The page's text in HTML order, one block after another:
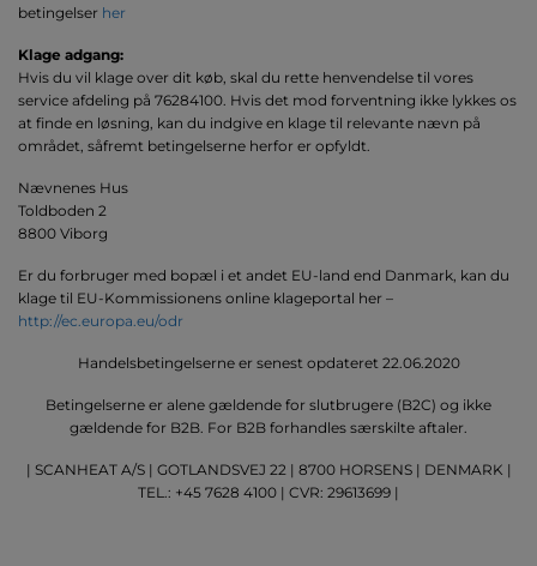
betingelser her
Klage adgang:
Hvis du vil klage over dit køb, skal du rette henvendelse til vores
service afdeling på 76284100. Hvis det mod forventning ikke lykkes os
at finde en løsning, kan du indgive en klage til relevante nævn på
området, såfremt betingelserne herfor er opfyldt.
Nævnenes Hus
Toldboden 2
8800 Viborg
Er du forbruger med bopæl i et andet EU-land end Danmark, kan du
klage til EU-Kommissionens online klageportal her –
http://ec.europa.eu/odr
Handelsbetingelserne er senest opdateret 22.06.2020
Betingelserne er alene gældende for slutbrugere (B2C) og ikke
gældende for B2B. For B2B forhandles særskilte aftaler.
| SCANHEAT A/S | GOTLANDSVEJ 22 | 8700 HORSENS | DENMARK |
TEL.: +45 7628 4100 | CVR: 29613699 |